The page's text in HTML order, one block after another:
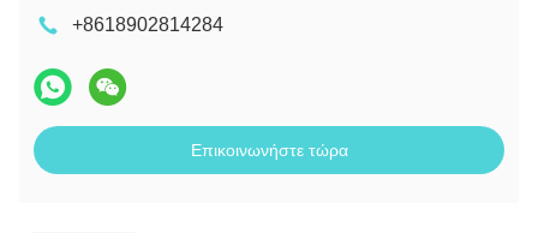
+8618902814284
Επικοινωνήστε τώρα